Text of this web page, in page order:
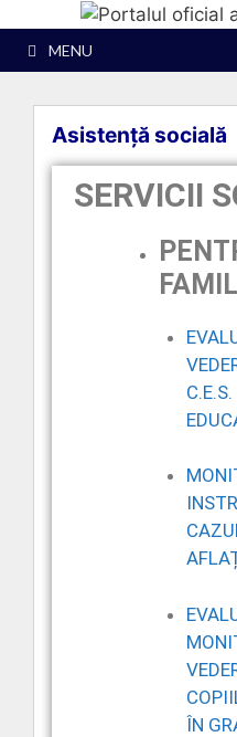
MENU
Asistență socială
SERVICII
ÎN